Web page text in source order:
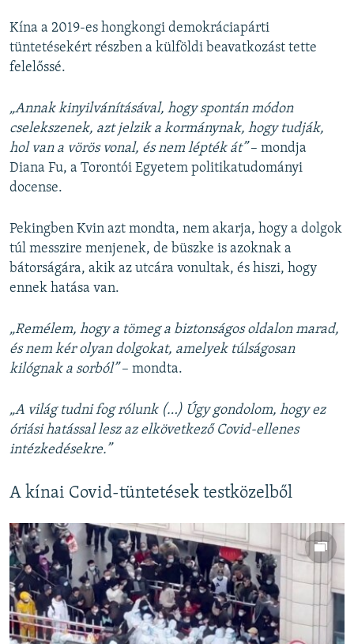
Kína a 2019-es hongkongi demokráciapárti
tüntetésekért részben a külföldi beavatkozást tette
felelőssé.
„Annak kinyilvánításával, hogy spontán módon
cselekszenek, azt jelzik a kormánynak, hogy tudják,
hol van a vörös vonal, és nem lépték át”– mondja
Diana Fu, a Torontói Egyetem politikatudományi
docense.
Pekingben Kvin azt mondta, nem akarja, hogy a dolgok
túl messzire menjenek, de büszke is azoknak a
bátorságára, akik az utcára vonultak, és hiszi, hogy
ennek hatása van.
„Remélem, hogy a tömeg a biztonságos oldalon marad,
és nem kér olyan dolgokat, amelyek túlságosan
kilógnak a sorból”– mondta.
„A világ tudni fog rólunk (…) Úgy gondolom, hogy ez
óriási hatással lesz az elkövetkező Covid-ellenes
intézkedésekre.”
A kínai Covid-tüntetések testközelből